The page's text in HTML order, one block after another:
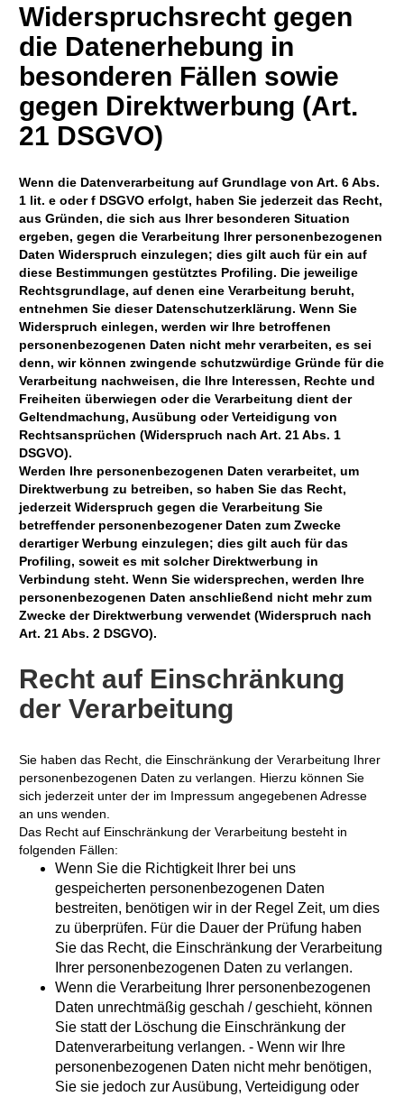
Widerspruchsrecht gegen
die Datenerhebung in
besonderen Fällen sowie
gegen Direktwerbung (Art.
21 DSGVO)
Wenn die Datenverarbeitung auf Grundlage von Art. 6 Abs.
1 lit. e oder f DSGVO erfolgt, haben Sie jederzeit das Recht,
aus Gründen, die sich aus Ihrer besonderen Situation
ergeben, gegen die Verarbeitung Ihrer personenbezogenen
Daten Widerspruch einzulegen; dies gilt auch für ein auf
diese Bestimmungen gestütztes Profiling. Die jeweilige
Rechtsgrundlage, auf denen eine Verarbeitung beruht,
entnehmen Sie dieser Datenschutzerklärung. Wenn Sie
Widerspruch einlegen, werden wir Ihre betroffenen
personenbezogenen Daten nicht mehr verarbeiten, es sei
denn, wir können zwingende schutzwürdige Gründe für die
Verarbeitung nachweisen, die Ihre Interessen, Rechte und
Freiheiten überwiegen oder die Verarbeitung dient der
Geltendmachung, Ausübung oder Verteidigung von
Rechtsansprüchen (Widerspruch nach Art. 21 Abs. 1
DSGVO).
Werden Ihre personenbezogenen Daten verarbeitet, um
Direktwerbung zu betreiben, so haben Sie das Recht,
jederzeit Widerspruch gegen die Verarbeitung Sie
betreffender personenbezogener Daten zum Zwecke
derartiger Werbung einzulegen; dies gilt auch für das
Profiling, soweit es mit solcher Direktwerbung in
Verbindung steht. Wenn Sie widersprechen, werden Ihre
personenbezogenen Daten anschließend nicht mehr zum
Zwecke der Direktwerbung verwendet (Widerspruch nach
Art. 21 Abs. 2 DSGVO).
Recht auf Einschränkung
der Verarbeitung
Sie haben das Recht, die Einschränkung der Verarbeitung Ihrer
personenbezogenen Daten zu verlangen. Hierzu können Sie
sich jederzeit unter der im Impressum angegebenen Adresse
an uns wenden.
Das Recht auf Einschränkung der Verarbeitung besteht in
folgenden Fällen:
Wenn Sie die Richtigkeit Ihrer bei uns
gespeicherten personenbezogenen Daten
bestreiten, benötigen wir in der Regel Zeit, um dies
zu überprüfen. Für die Dauer der Prüfung haben
Sie das Recht, die Einschränkung der Verarbeitung
Ihrer personenbezogenen Daten zu verlangen.
Wenn die Verarbeitung Ihrer personenbezogenen
Daten unrechtmäßig geschah / geschieht, können
Sie statt der Löschung die Einschränkung der
Datenverarbeitung verlangen. - Wenn wir Ihre
personenbezogenen Daten nicht mehr benötigen,
Sie sie jedoch zur Ausübung, Verteidigung oder